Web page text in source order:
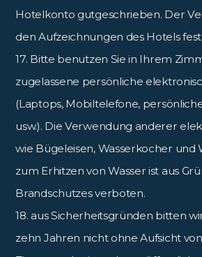
Hotelkonto gutgeschrieben. Der
den Aufzeichnungen des Hotels
17. Bitte benutzen Sie in Ihrem
zugelassene persönliche
(Laptops, Mobiltelefone,
usw.). Die Verwendung anderer
wie Bügeleisen, Wasserkocher und
zum Erhitzen von Wasser ist aus
Brandschutzes verboten.
18. aus Sicherheitsgründen bitten
zehn Jahren nicht ohne Aufsicht